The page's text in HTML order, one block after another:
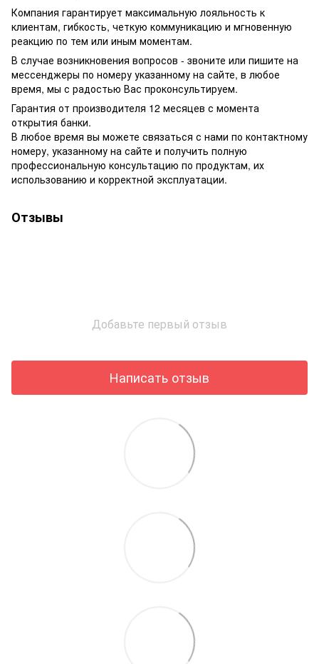
Компания гарантирует максимальную лояльность к
клиентам, гибкость, четкую коммуникацию и мгновенную
реакцию по тем или иным моментам.
В случае возникновения вопросов - звоните или пишите на
мессенджеры по номеру указанному на сайте, в любое
время, мы с радостью Вас проконсультируем.
Гарантия от производителя 12 месяцев с момента
открытия банки.
В любое время вы можете связаться с нами по контактному
номеру, указанному на сайте и получить полную
профессиональную консультацию по продуктам, их
использованию и корректной эксплуатации.
Отзывы
Добавьте первый отзыв
Написать отзыв